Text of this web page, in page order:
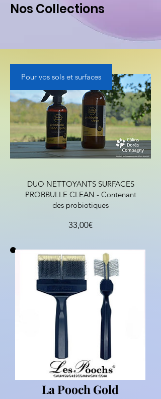
Nos Collections
Pour vos sols et surfaces
DUO NETTOYANTS SURFACES
PROBBULLE CLEAN - Contenant
des probiotiques
33,00€Prezzo
La Pooch Gold